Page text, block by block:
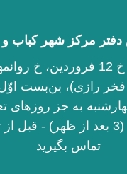
دفتر مرکز شهر کباب و
تهران، خ انقلاب، خ 12
به جز
10 صبح الی 15 (3 بعد از ظهر)
تماس بگیرید